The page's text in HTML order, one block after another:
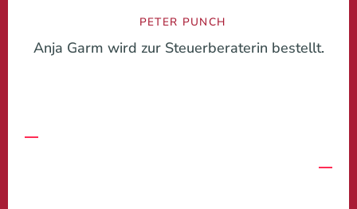
PETER PUNCH
Anja Garm wird zur Steuerberaterin bestellt.